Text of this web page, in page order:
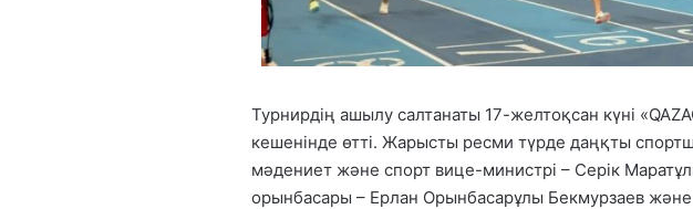
Турнирдің ашылу салтанаты 17-желтоқсан күні
кешенінде өтті. Жарысты ресми түрде даңқты
мәдениет және спорт вице-министрі – Серік
орынбасары – Ерлан Орынбасарұлы Бекмурзаев